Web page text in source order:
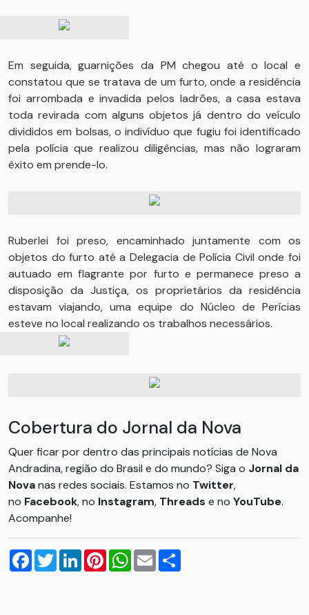
Em seguida, guarnições da PM chegou até o local e
constatou que se tratava de um furto, onde a residência
foi arrombada e invadida pelos ladrões, a casa estava
toda revirada com alguns objetos já dentro do veículo
divididos em bolsas, o indivíduo que fugiu foi identificado
pela polícia que realizou diligências, mas não lograram
êxito em prende-lo.
Ruberlei foi preso, encaminhado juntamente com os
objetos do furto até a Delegacia de Polícia Civil onde foi
autuado em flagrante por furto e permanece preso a
disposição da Justiça, os proprietários da residência
estavam viajando, uma equipe do Núcleo de Perícias
esteve no local realizando os trabalhos necessários.
Cobertura do Jornal da Nova
Quer ficar por dentro das principais notícias de Nova
Andradina, região do Brasil e do mundo? Siga o Jornal da
Novanas redes sociais. Estamos no Twitter,
no Facebook, no Instagram, Threads e no YouTube.
Acompanhe!
Facebook
TwitterLinkedInPinterestWhatsApp
Email